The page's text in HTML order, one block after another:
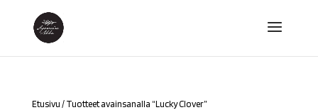
Etusivu / Tuotteet avainsanalla “Lucky Clover”